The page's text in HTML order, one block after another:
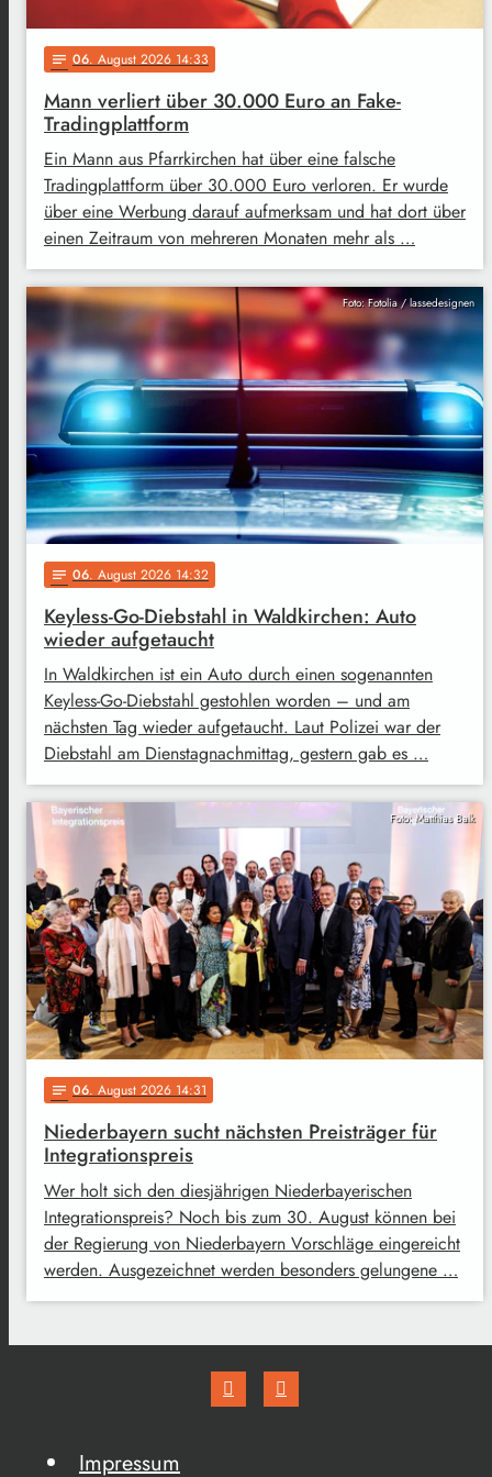
notes 06. August 2026 14:33
Mann verliert über 30.000 Euro an Fake-
Tradingplattform
Ein Mann aus Pfarrkirchen hat über eine falsche
Tradingplattform über 30.000 Euro verloren. Er wurde
über eine Werbung darauf aufmerksam und hat dort über
einen Zeitraum von mehreren Monaten mehr als …
Foto: Fotolia / lassedesignen
notes 06. August 2026 14:32
Keyless-Go-Diebstahl in Waldkirchen: Auto
wieder aufgetaucht
In Waldkirchen ist ein Auto durch einen sogenannten
Keyless-Go-Diebstahl gestohlen worden – und am
nächsten Tag wieder aufgetaucht. Laut Polizei war der
Diebstahl am Dienstagnachmittag, gestern gab es …
Foto: Matthias Balk
notes 06. August 2026 14:31
Niederbayern sucht nächsten Preisträger für
Integrationspreis
Wer holt sich den diesjährigen Niederbayerischen
Integrationspreis? Noch bis zum 30. August können bei
der Regierung von Niederbayern Vorschläge eingereicht
werden. Ausgezeichnet werden besonders gelungene …
Impressum